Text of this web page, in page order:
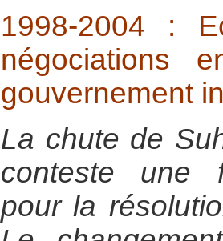
1998-2004 :
négociations
gouvernement
La chute de
conteste une
pour la